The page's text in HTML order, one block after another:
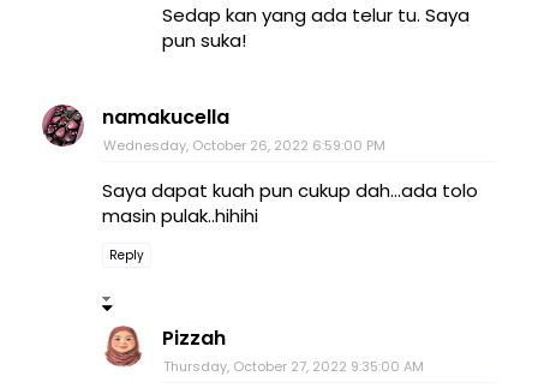
Sedap kan yang ada telur tu. Saya
pun suka!
namakucella
Wednesday, October 26, 2022 6:59:00 PM
Saya dapat kuah pun cukup dah...ada tolo
masin pulak..hihihi
Reply
Pizzah
Thursday, October 27, 2022 9:35:00 AM